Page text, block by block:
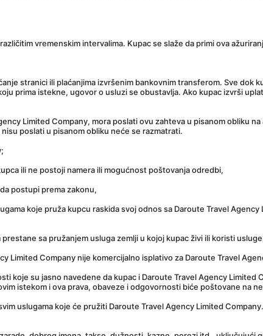
vremenskim intervalima. Kupac se slaže da primi ova
stranici ili plaćanjima izvršenim bankovnim transferom. Sve dok
prima istekne, ugovor o usluzi se obustavlja. Ako kupac izvrši
Limited Company, mora poslati ovu zahteva u pisanom obliku
poslati u pisanom obliku neće se razmatrati.
ili ne postoji namera ili mogućnost poštovanja odredbi,
postupi prema zakonu,
koje pruža kupcu raskida svoj odnos sa Daroute Travel
sa pružanjem usluga zemlji u kojoj kupac živi ili koristi
Limited Company nije komercijalno isplativo za Daroute Travel
koje su jasno navedene da kupac i Daroute Travel Agency Limited
istekom i ova prava, obaveze i odgovornosti biće poštovane na
uslugama koje će pružiti Daroute Travel Agency Limited